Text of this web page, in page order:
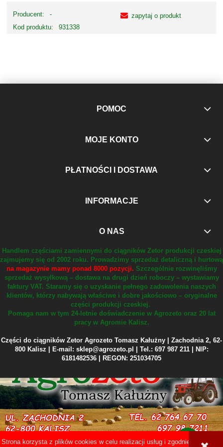
Strona korzysta z plików cookies w celu realizacji usług i zgodnie z
Producent:
-
Kod produktu:
931338
zapytaj o produkt
POMOC
MOJE KONTO
PŁATNOŚCI I DOSTAWA
INFORMACJE
O NAS
Handlem częściami zamiennymi do ciągników Zetor produkcji czeskiej
zajmujemy się od 2002 roku. Prowadzimy sprzedaż detaliczną i hurtową
na magazynie mamy ponad 8000 pozycji. Szczególnie rozwinęliśmy
sprzedaż wysyłkową – dostawa na drugi dzień roboczy – wystawiamy
faktury VAT. Staramy się o uzyskanie pełnego zadowolenia naszych
klientów, którzy nabywają właściwe i dobre jakościowo – oryginalne
części produkcji czeskiej.
Pomaga nam w tym 24-letnie doświadczenie w Agrozeto oraz 20 lat
pracy w Agromie Kalisz.
Części do ciągników Zetor Agrozeto Tomasz Kałużny | Zachodnia 2, 62-
800 Kalisz | E-mail: sklep@agrozeto.pl | Tel.: 697 987 211 | NIP:
6181482536 | REGON: 251034705